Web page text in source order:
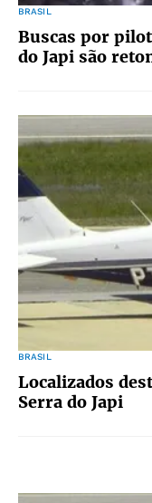
BRASIL
Buscas por
do Japi são
BRASIL
Localizados
Serra do Japi